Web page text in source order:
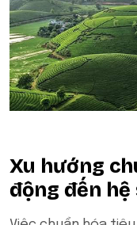
Xu hướng
động đến